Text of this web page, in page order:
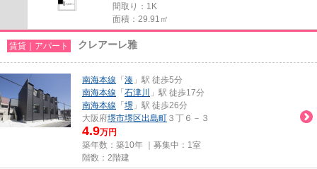
間取り：1K
面積：29.91㎡
賃貸｜アパート クレアーレ雅
南海本線 「 湊 」駅 徒歩5分
南海本線 「 石津川
」駅 徒歩17分
南海本線 「 堺 」駅 徒歩26分
大阪府堺市堺区出島町 ３丁６－３
4.9万円
築年数：築10年 ｜募集中： 1室
階数：2階建